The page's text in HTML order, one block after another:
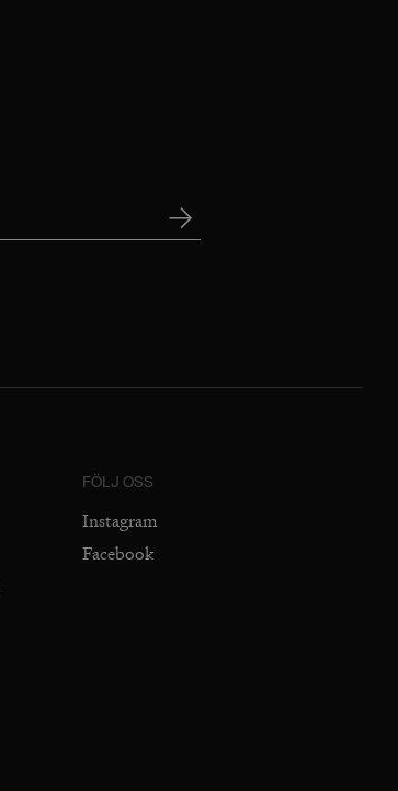
FÖLJ OSS
Instagram
Facebook